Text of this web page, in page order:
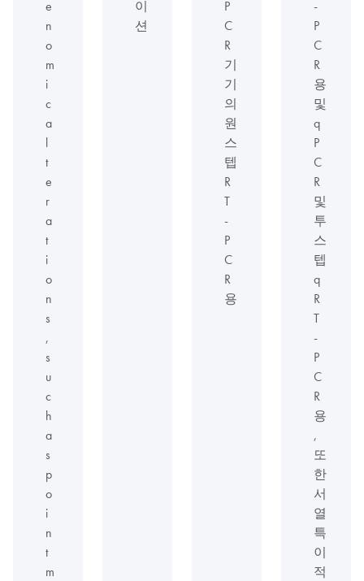
e
n
o
m
i
c
a
l
t
e
r
a
t
i
o
n
s
,
s
u
c
h
a
s
p
o
i
n
t
m
이
션
P
C
R
기
기
의
원
스
텝
R
T
-
P
C
R
용
-
P
C
R
용
및
q
P
C
R
및
투
스
텝
q
R
T
-
P
C
R
용
,
또
한
서
열
특
이
적